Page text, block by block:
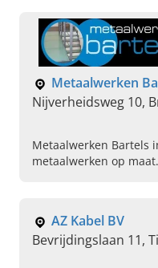
Metaalwerken
Nijverheidsweg 10,
Metaalwerken Bartels
metaalwerken op
AZ Kabel BV
Bevrijdingslaan 11,